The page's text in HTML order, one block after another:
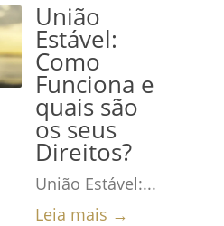
União
Estável:
Como
Funciona e
quais são
os seus
Direitos?
União Estável:...
Leia mais →